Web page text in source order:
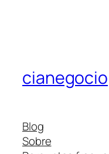
cianegocio
Blog
Sobre